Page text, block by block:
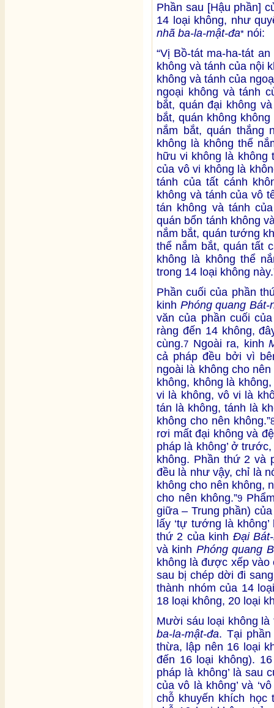
Phần sau [Hậu phần]
14 loại không, như
nhã ba-la-mật-đa* nói:
“Vị Bồ-tát ma-ha-tát
không và tánh của nội
không và tánh của
ngoại không và tánh
bắt, quán đại không
bắt, quán không
nắm bắt, quán thắng
không là không thể
hữu vi không là không
của vô vi không là
tánh của tất cánh
không và tánh của vô
tán không và tánh
quán bổn tánh không
nắm bắt, quán tướng
thể nắm bắt, quán tất
không là không thể
trong 14 loại không
Phần cuối của phần
kinh Phóng quang Bát-
văn của phần cuối
ràng đến 14 không,
cùng.7 Ngoài ra, kinh
cả pháp đều bởi vì
ngoài là không cho
không, không là
vi là không, vô vi là
tán là không, tánh là
không cho nên không.”
rơi mất đại không và
pháp là không’ ở
không. Phần thứ 2 và
đều là như vậy, chỉ là
không cho nên không,
cho nên không.”9
giữa – Trung phần)
lấy ‘tự tướng là
thứ 2 của kinh Đại
và kinh Phóng quang
không là được xếp vào
sau bị chép dời đi
thành nhóm của 14
18 loại không, 20 loại
Mười sáu loại không
ba-la-mật-đa. Tại
thừa, lập nên 16 loại
đến 16 loại không).
pháp là không’ là sau
của vô là không’ và
chỗ khuyến khích học